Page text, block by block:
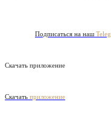
Подписаться на наш
Скачать приложение
Скачать приложение